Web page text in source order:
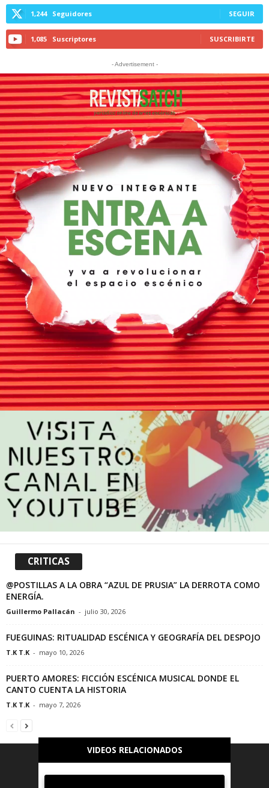
1,244 Seguidores SEGUIR
1,085 Suscriptores SUSCRIBIRTE
- Advertisement -
CRITICAS
@POSTILLAS A LA OBRA “AZUL DE PRUSIA” LA DERROTA COMO
ENERGÍA.
Guillermo Pallacán - julio 30, 2026
FUEGUINAS: RITUALIDAD ESCÉNICA Y GEOGRAFÍA DEL DESPOJO
T.K T.K - mayo 10, 2026
PUERTO AMORES: FICCIÓN ESCÉNICA MUSICAL DONDE EL
CANTO CUENTA LA HISTORIA
T.K T.K - mayo 7, 2026
VIDEOS RELACIONADOS